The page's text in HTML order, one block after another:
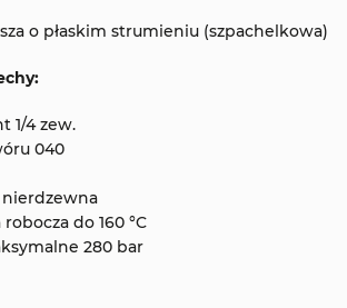
o płaskim strumieniu (szpachelkowa)
1/4 zew.
040
nierdzewna
do 160 °C
280 bar